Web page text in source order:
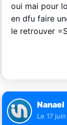
oui mai pour
en dfu faire
le retrouver
Nanael
Le 17